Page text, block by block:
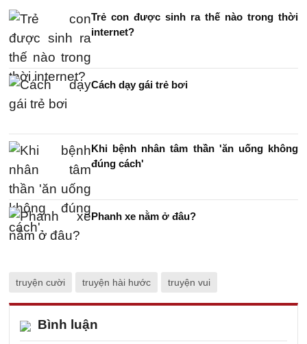
Trẻ con được sinh ra thế nào trong thời
internet?
Cách dạy gái trẻ bơi
Khi bệnh nhân tâm thần 'ăn uống không
đúng cách'
Phanh xe nằm ở đâu?
truyện cười truyện hài hước truyện vui
Bình luận